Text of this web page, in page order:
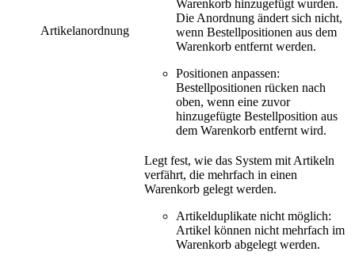
Artikelanordnung
Warenkorb hinzugefügt wurden.
Die Anordnung ändert sich nicht,
wenn Bestellpositionen aus dem
Warenkorb entfernt werden.
Positionen anpassen:
Bestellpositionen rücken nach
oben, wenn eine zuvor
hinzugefügte Bestellposition aus
dem Warenkorb entfernt wird.
Legt fest, wie das System mit Artikeln
verfährt, die mehrfach in einen
Warenkorb gelegt werden.
Artikelduplikate nicht möglich:
Artikel können nicht mehrfach im
Warenkorb abgelegt werden.